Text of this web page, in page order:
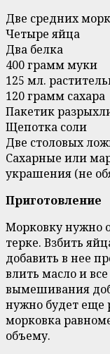
Две средних
Четыре яйца
Два белка
400 грамм муки
125 мл.
120 грамм сахара
Пакетик
Щепотка соли
Две столовых
Сахарные или
украшения (не
Приготовление
Морковку нужно
терке. Взбить
добавить в нее
влить масло и
вымешивания
нужно будет еще
морковка
объему.